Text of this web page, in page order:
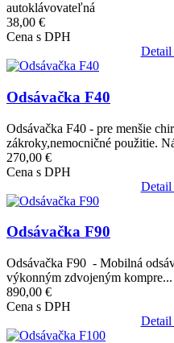
autoklávovateľná
38,00 €
Cena s DPH
Detail
Obrázok
Odsávačka F40
Odsávačka F40 - pre menšie
zákroky,nemocničné použitie.
270,00 €
Cena s DPH
Detail
Obrázok
Odsávačka F90
Odsávačka F90 - Mobilná
výkonným zdvojeným kompre...
890,00 €
Cena s DPH
Detail
Obrázok